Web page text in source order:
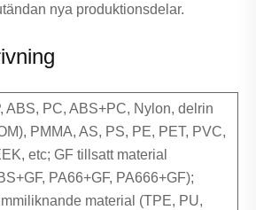
nya produktionsdelar.
ABS, PC, ABS+PC, Nylon, delrin
PMMA, AS, PS, PE, PET, PVC,
etc; GF tillsatt material
PA66+GF, PA666+GF);
material (TPE, PU,